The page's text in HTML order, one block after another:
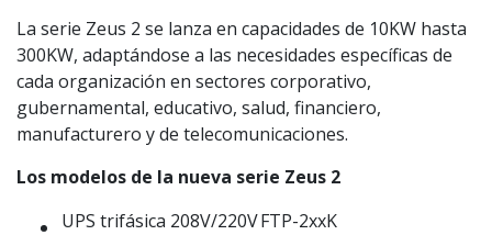
La serie Zeus 2 se lanza en capacidades de 10KW hasta
300KW, adaptándose a las necesidades específicas de
cada organización en sectores corporativo,
gubernamental, educativo, salud, financiero,
manufacturero y de telecomunicaciones.
Los modelos de la nueva serie Zeus 2
UPS trifásica 208V/220VFTP-2xxK